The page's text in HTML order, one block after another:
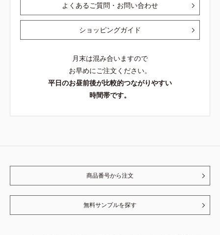
よくあるご質問・お問い合わせ
ショッピングガイド
月末は混み合いますので
お早めにご注文ください。
平日のお昼前後が比較的つながりやすい
時間帯です。
商品番号から注文
無料サンプルを探す